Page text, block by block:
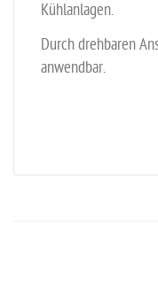
Kühlanlagen.
Durch drehbaren
anwendbar.